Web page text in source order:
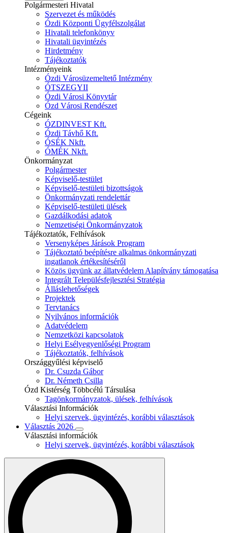
Polgármesteri Hivatal
Szervezet és működés
Ózdi Központi Ügyfélszolgálat
Hivatali telefonkönyv
Hivatali ügyintézés
Hirdetmény
Tájékoztatók
Intézményeink
Ózdi Városüzemeltető Intézmény
ÓTSZEGYII
Ózdi Városi Könyvtár
Ózd Városi Rendészet
Cégeink
ÓZDINVEST Kft.
Ózdi Távhő Kft.
ÓSÉK Nkft.
ÓMÉK Nkft.
Önkormányzat
Polgármester
Képviselő-testület
Képviselő-testületi bizottságok
Önkormányzati rendelettár
Képviselő-testületi ülések
Gazdálkodási adatok
Nemzetiségi Önkormányzatok
Tájékoztatók, Felhívások
Versenyképes Járások Program
Tájékoztató beépítésre alkalmas önkormányzati
ingatlanok értékesítéséről
Közös ügyünk az állatvédelem Alapítvány támogatása
Integrált Településfejlesztési Stratégia
Álláslehetőségek
Projektek
Tervtanács
Nyilvános információk
Adatvédelem
Nemzetközi kapcsolatok
Helyi Esélyegyenlőségi Program
Tájékoztatók, felhívások
Országgyűlési képviselő
Dr. Csuzda Gábor
Dr. Németh Csilla
Ózd Kistérség Többcélú Társulása
Tagönkormányzatok, ülések, felhívások
Választási Információk
Helyi szervek, ügyintézés, korábbi választások
Választás 2026
Választási információk
Helyi szervek, ügyintézés, korábbi választások